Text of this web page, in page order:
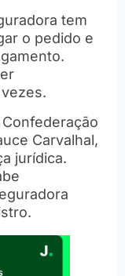
tem
o pedido e
Carvalhal,
jurídica.